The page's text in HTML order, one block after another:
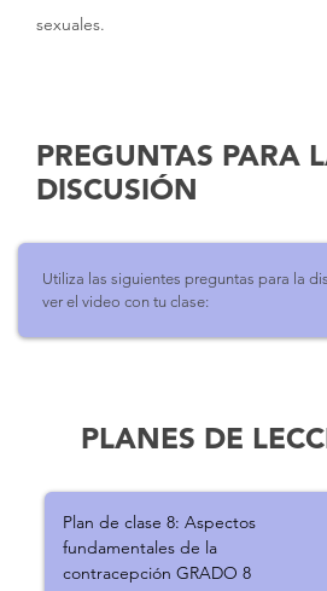
sexuales.
PREGUNTAS PARA
DISCUSIÓN
Utiliza las siguientes preguntas para la
ver el video con tu clase:
PLANES DE
Plan de clase 8: Aspectos
fundamentales de la
contracepción GRADO 8